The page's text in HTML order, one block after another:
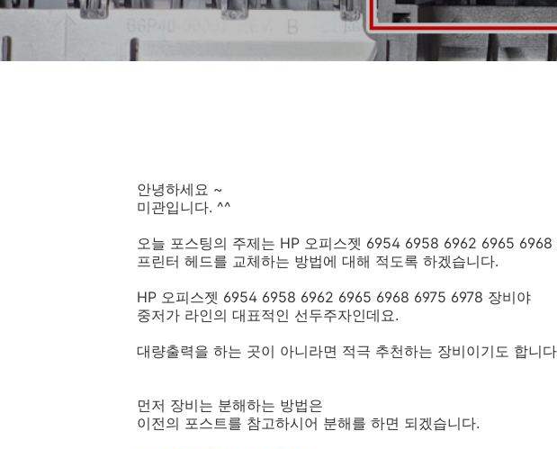
안녕하세요 ~
미관입니다. ^^
오늘 포스팅의 주제는 HP 오피스젯 6954 6958 6962 6965 6968
프린터 헤드를 교체하는 방법에 대해 적도록 하겠습니다.
HP 오피스젯 6954 6958 6962 6965 6968 6975 6978 장비야
중저가 라인의 대표적인 선두주자인데요.
대량출력을 하는 곳이 아니라면 적극 추천하는 장비이기도 합니
먼저 장비는 분해하는 방법은
이전의 포스트를 참고하시어 분해를 하면 되겠습니다.